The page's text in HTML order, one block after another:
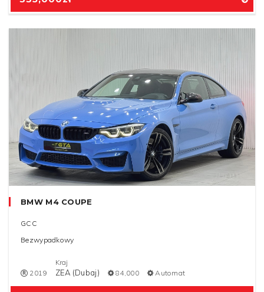
BMW M4 COUPE
GCC
Bezwypadkowy
2019
Kraj
ZEA (Dubaj) 84,000 Automat